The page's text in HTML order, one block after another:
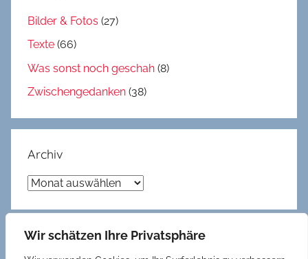
Wir schätzen Ihre Privatsphäre
Bilder & Fotos (27)
Texte (66)
Was sonst noch geschah (8)
Zwischengedanken (38)
Archiv
Archiv